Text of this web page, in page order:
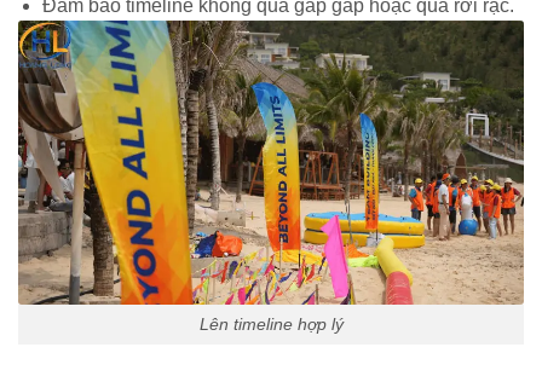
Đảm bảo timeline không quá gấp gáp hoặc quá rời rạc.
Lên timeline hợp lý